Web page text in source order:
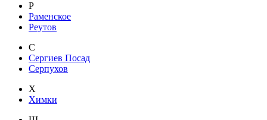
Р
Раменское
Реутов
С
Сергиев Посад
Серпухов
Х
Химки